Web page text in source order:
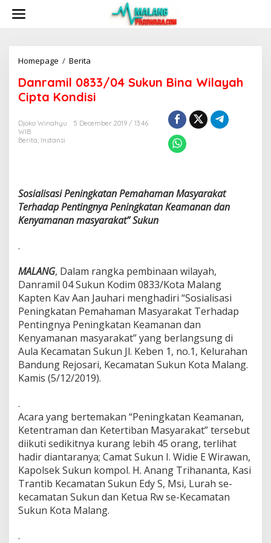
Homepage / Berita
n
r
a
i
/
0
4
S
n
i
n
a
W
i
l
a
y
a
p
t
a
K
o
n
d
i
s
Danramil 0833/04 Sukun Bina Wilayah
Cipta Kondisi
Djoko Winahyu
5 December 2019 / 13:46
WIB
Berita, Instansi
Sosialisasi Peningkatan Pemahaman Masyarakat
Terhadap Pentingnya Peningkatan Keamanan dan
Kenyamanan masyarakat” Sukun
.
MALANG, Dalam rangka pembinaan wilayah,
Danramil 04 Sukun Kodim 0833/Kota Malang
Kapten Kav Aan Jauhari menghadiri “Sosialisasi
Peningkatan Pemahaman Masyarakat Terhadap
Pentingnya Peningkatan Keamanan dan
Kenyamanan masyarakat” yang berlangsung di
Aula Kecamatan Sukun Jl. Keben 1, no.1, Kelurahan
Bandung Rejosari, Kecamatan Sukun Kota Malang.
Kamis (5/12/2019).
.
Acara yang bertemakan “Peningkatan Keamanan,
Ketentraman dan Ketertiban Masyarakat” tersebut
diikuti sedikitnya kurang lebih 45 orang, terlihat
hadir diantaranya; Camat Sukun I. Widie E Wirawan,
Kapolsek Sukun kompol. H. Anang Trihananta, Kasi
Trantib Kecamatan Sukun Edy S, Msi, Lurah se-
kecamatan Sukun dan Ketua Rw se-Kecamatan
Sukun Kota Malang.
.